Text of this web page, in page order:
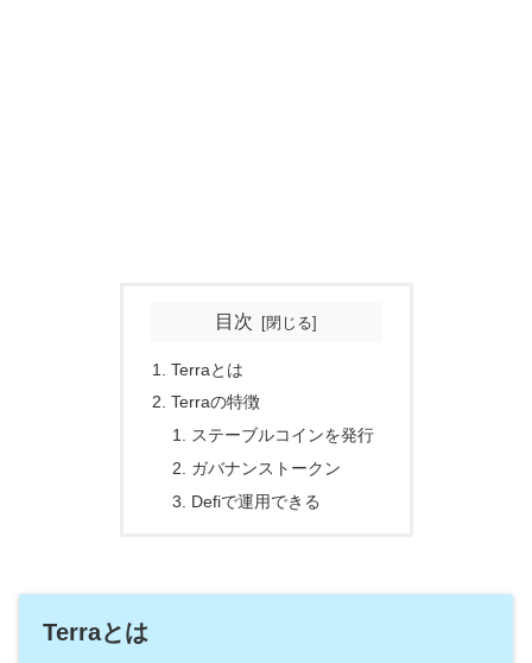
目次
Terraとは
Terraの特徴
ステーブルコインを発行
ガバナンストークン
Defiで運用できる
Terraとは